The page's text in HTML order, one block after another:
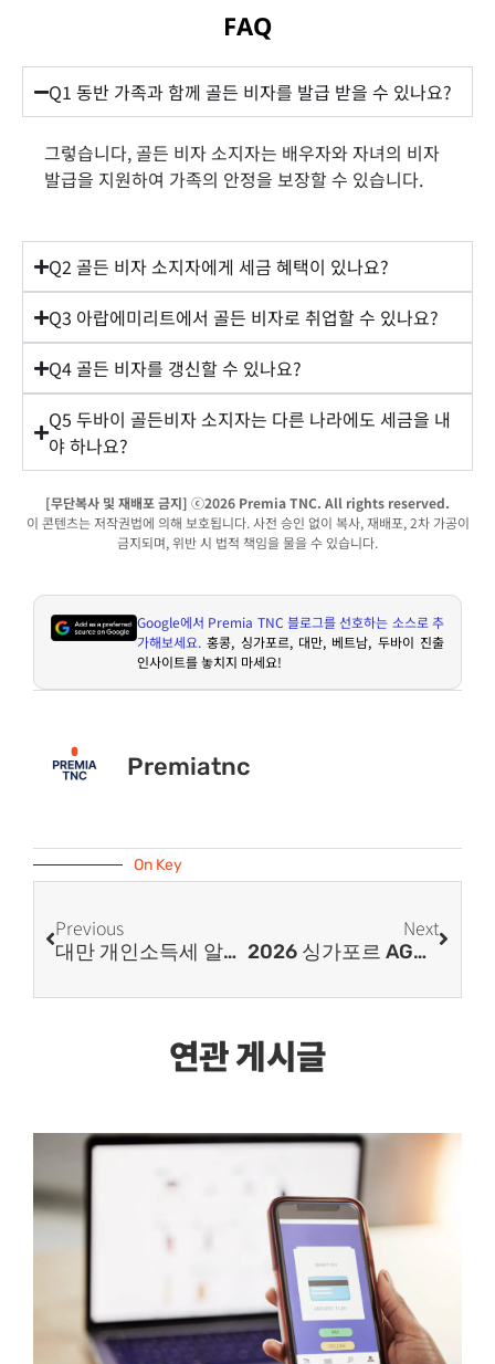
FAQ
Q1 동반 가족과 함께 골든 비자를 발급 받을 수 있나요?
그렇습니다, 골든 비자 소지자는 배우자와 자녀의 비자
발급을 지원하여 가족의 안정을 보장할 수 있습니다.
Q2 골든 비자 소지자에게 세금 혜택이 있나요?
Q3 아랍에미리트에서 골든 비자로 취업할 수 있나요?
Q4 골든 비자를 갱신할 수 있나요?
Q5 두바이 골든비자 소지자는 다른 나라에도 세금을 내
야 하나요?
[무단복사 및 재배포 금지] ⓒ2026 Premia TNC. All rights reserved.
이 콘텐츠는 저작권법에 의해 보호됩니다. 사전 승인 없이 복사, 재배포, 2차 가공이
금지되며, 위반 시 법적 책임을 물을 수 있습니다.
Google에서 Premia TNC블로그를 선호하는 소스로 추
가해보세요. 홍콩, 싱가포르, 대만, 베트남, 두바이 진출
인사이트를 놓치지 마세요!
Premiatnc
On Key
Previous
대만 개인소득세 알아보기: 한국인 근로자·주재원·기업 HR 담당자를 위한 실무 가이드
Next
2026 싱가포르 AGM(주주총회) 및 연차보고(Annual Return, AR) 가이드
연관 게시글